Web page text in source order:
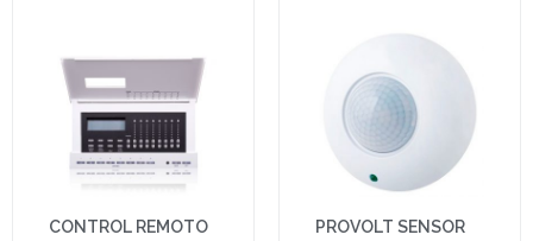
CONTROL REMOTO
PROVOLT SENSOR